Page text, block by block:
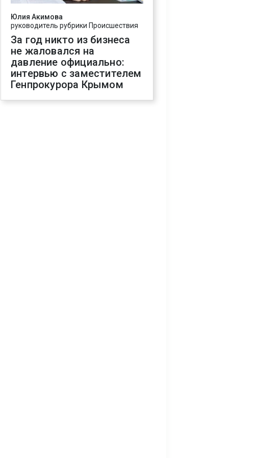
Юлия Акимова
руководитель рубрики Происшествия
За год никто из бизнеса
не жаловался на
давление официально:
интервью с заместителем
Генпрокурора Крымом